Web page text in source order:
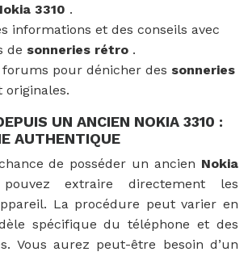
3310 .
informations et des conseils avec
de sonneries rétro .
pour dénicher des sonneries
originales.
UN ANCIEN NOKIA 3310 :
AUTHENTIQUE
de posséder un ancien Nokia
extraire directement les
La procédure peut varier en
spécifique du téléphone et des
Vous aurez peut-être besoin d’un